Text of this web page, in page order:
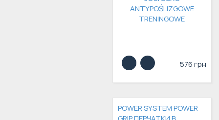
576 грн
POWER SYSTEM POWER